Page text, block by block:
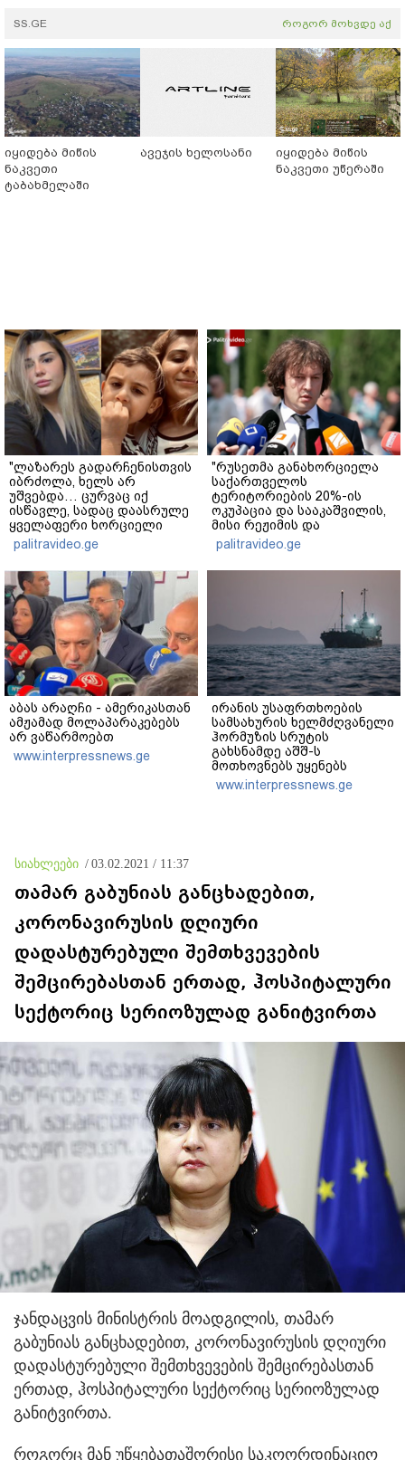
SS.GE როგორ მოხვდე აქ
იყიდება მიწის
ნაკვეთი
ტაბახმელაში
ავეჯის ხელოსანი
იყიდება მიწის
ნაკვეთი უწერაში
"ლაზარეს გადარჩენისთვის
იბრძოლა, ხელს არ
უშვებდა… ცურვაც იქ
ისწავლე, სადაც დაასრულე
ყველაფერი ხორციელი
ცხოვრებიდან" – რას წერს
ხობში დაღუპული დედა-
შვილის ახლობელი?
palitravideo.ge
"რუსეთმა განახორციელა
საქართველოს
ტერიტორიების 20%-ის
ოკუპაცია და სააკაშვილის,
მისი რეჟიმის და
"ნაცმოძრაობის" ღალატი
ვერანაირად ვერ
გადაფარავს ამ
palitravideo.ge
აბას არაღჩი - ამერიკასთან
ამჟამად მოლაპარაკებებს
არ ვაწარმოებთ
www.interpressnews.ge
ირანის უსაფრთხოების
სამსახურის ხელმძღვანელი
ჰორმუზის სრუტის
გახსნამდე აშშ-ს
მოთხოვნებს უყენებს
www.interpressnews.ge
სიახლეები / 03.02.2021 / 11:37
თამარ გაბუნიას განცხადებით,
კორონავირუსის დღიური
დადასტურებული შემთხვევების
შემცირებასთან ერთად, ჰოსპიტალური
სექტორიც სერიოზულად განიტვირთა
ჯანდაცვის მინისტრის მოადგილის, თამარ
გაბუნიას განცხადებით, კორონავირუსის დღიური
დადასტურებული შემთხვევების შემცირებასთან
ერთად, ჰოსპიტალური სექტორიც სერიოზულად
განიტვირთა.
როგორც მან უწყებათაშორისი საკოორდინაციო